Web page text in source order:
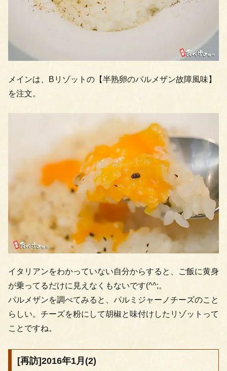
メインは、Bリゾットの【半熟卵のパルメザン故障風味】
を注文。
イタリアンをわかっていない自分からすると、ご飯に黄身
が乗ってるだけに見えなくもないです(^^;。
パルメザンを調べてみると、パルミジャーノチーズのこと
らしい。チーズを粉にして胡椒と味付けしたリゾットって
ことですね。
[再訪]2016年1月(2)